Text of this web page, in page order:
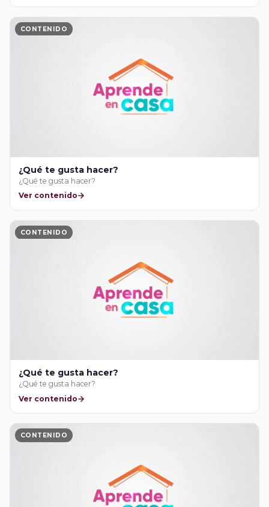
CONTENIDO
¿Qué te gusta hacer?
¿Qué te gusta hacer?
Ver contenido
CONTENIDO
¿Qué te gusta hacer?
¿Qué te gusta hacer?
Ver contenido
CONTENIDO